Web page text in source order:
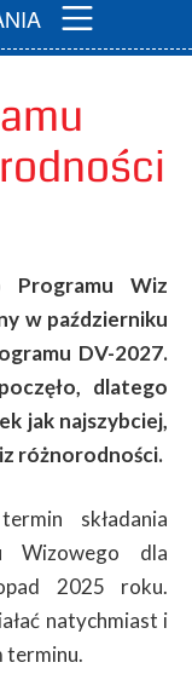
Programu Wiz
w październiku
DV-2027.
dlatego
jak najszybciej,
różnorodności.
składania
Wizowego dla
2025 roku.
natychmiast i
terminu.